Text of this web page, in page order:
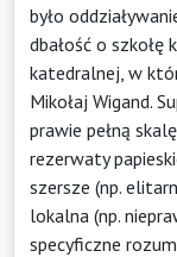
było
dbałość o szkołę
katedralnej, w
Mikołaj Wigand.
prawie pełną
rezerwaty
szersze (np.
lokalna (np.
specyficzne